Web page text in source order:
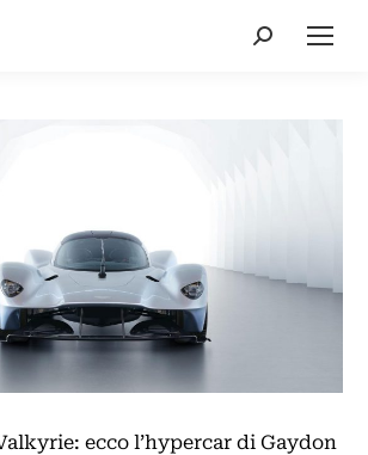
Cerca:
ecco l’hypercar di Gaydon